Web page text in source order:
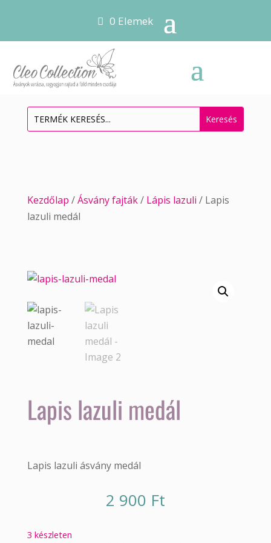
0 Elemek
Kezdőlap /Ásvány fajták/ Lápis lazuli / Lapis
lazuli medál
Lapis lazuli medál
Lapis lazuli ásvány medál
2 900 Ft
3 készleten